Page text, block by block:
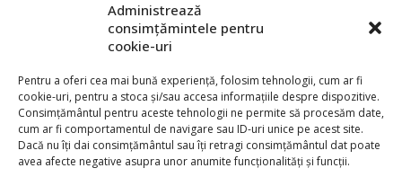
Administrează
consimțămintele pentru
cookie-uri
Pentru a oferi cea mai bună experiență, folosim tehnologii, cum ar fi
cookie-uri, pentru a stoca și/sau accesa informațiile despre dispozitive.
Consimțământul pentru aceste tehnologii ne permite să procesăm date,
cum ar fi comportamentul de navigare sau ID-uri unice pe acest site.
Dacă nu îți dai consimțământul sau îți retragi consimțământul dat poate
avea afecte negative asupra unor anumite funcționalități și funcții.
Analog Devices
Anritsu Corporation
Ansys
APS
Arduino
Arm
Asentics